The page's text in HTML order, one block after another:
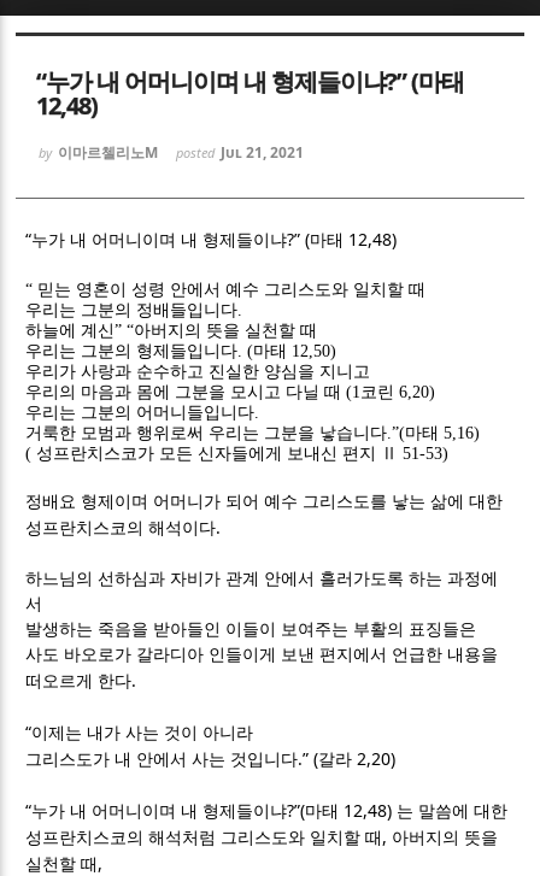
“누가 내 어머니이며 내 형제들이냐?” (마태
12,48)
by 이마르첼리노M posted Jul 21, 2021
“누가 내 어머니이며 내 형제들이냐?” (마태 12,48)
“ 믿는 영혼이 성령 안에서 예수 그리스도와 일치할 때
우리는 그분의 정배들입니다
하늘에 계신” “아버지의 뜻을 실천할 때
우리는 그분의 형제들입니다 . (마태 12,50)
우리가 사랑과 순수하고 진실한 양심을 지니고
우리의 마음과 몸에 그분을 모시고 다닐 때(1 코린6,20)
우리는 그분의 어머니들입니다
거룩한 모범과 행위로써 우리는 그분을 낳습니다 .”(마태5,16)
( 성프란치스코가 모든 신자들에게 보내신 편지 Ⅱ51-53)
정배요 형제이며 어머니가 되어 예수 그리스도를 낳는 삶에 대한
성프란치스코의 해석이다.
하느님의 선하심과 자비가 관계 안에서 흘러가도록 하는 과정에
서
발생하는 죽음을 받아들인 이들이 보여주는 부활의 표징들은
사도 바오로가 갈라디아 인들이게 보낸 편지에서 언급한 내용을
떠오르게 한다.
“이제는 내가 사는 것이 아니라
그리스도가 내 안에서 사는 것입니다.” (갈라 2,20)
“누가 내 어머니이며 내 형제들이냐?”(마태 12,48) 는 말씀에 대한
성프란치스코의 해석처럼 그리스도와 일치할 때 , 아버지의 뜻을
실천할 때 ,
Sketchbook5, 스케치북5
Sketchbook5, 스케치북5
Sketchbook5, 스케치북5
Sketchbook5, 스케치북5